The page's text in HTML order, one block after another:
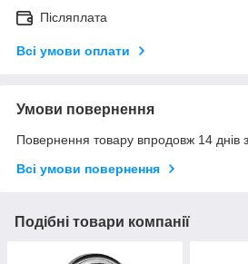
Післяплата
Всі умови оплати
Умови повернення
Повернення товару впродовж 14 днів
Всі умови повернення
Подібні товари компанії